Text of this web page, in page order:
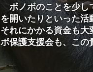
ボノボのことを少し
を開いたりといった活
それにかかる資金も
ボ保護支援会も、この